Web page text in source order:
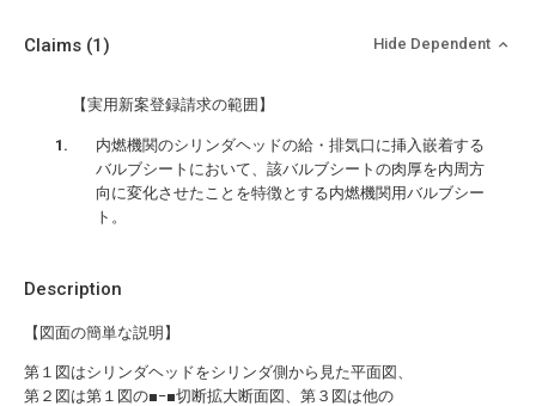
Description
【図面の簡単な説明】
第１図はシリンダヘッドをシリンダ側から見た平面図、
第２図は第１図の■−■切断拡大断面図、第３図は他の
Claims (1) Hide Dependent
【実用新案登録請求の範囲】
内燃機関のシリンダヘッドの給・排気口に挿入嵌着する
バルブシートにおいて、該バルブシートの肉厚を内周方
向に変化させたことを特徴とする内燃機関用バルブシー
ト。